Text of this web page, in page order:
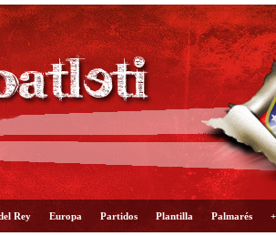
Rey Europa Partidos Plantilla Palmarés